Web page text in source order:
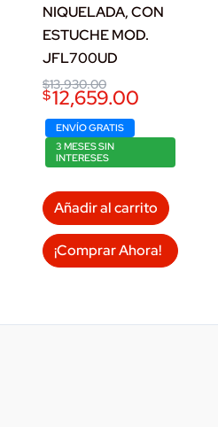
NIQUELADA, CON
ESTUCHE MOD.
JFL700UD
$13,930.00
Original
price
$13,930.00.
$12,659.00
Current
price
$12,659.00.
ENVÍO GRATIS
3 MESES SIN
INTERESES
Añadir al carrito
¡Comprar Ahora!